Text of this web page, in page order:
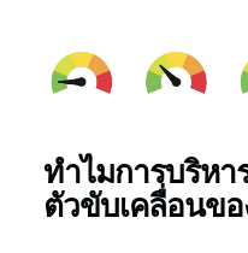
ทำไมการบริหา
ตัวขับเคลื่อนข